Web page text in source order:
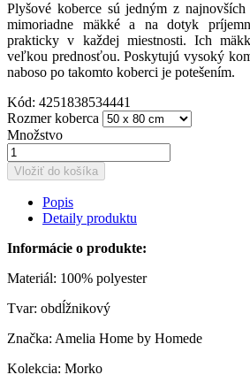
Plyšové koberce sú jedným z
mimoriadne mäkké a na dotyk
prakticky v každej miestnosti. Ich
veľkou prednosťou. Poskytujú vysoký
naboso po takomto koberci je potešením.
Kód: 4251838534441
Rozmer koberca
Množstvo
Vložiť do košíka
Popis
Detaily produktu
Informácie o produkte:
Materiál: 100% polyester
Tvar: obdĺžnikový
Značka: Amelia Home by Homede
Kolekcia: Morko